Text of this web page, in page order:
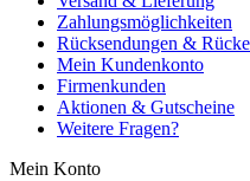
Zahlungsmöglichkeiten
Rücksendungen &
Mein Kundenkonto
Firmenkunden
Aktionen & Gutscheine
Weitere Fragen?
Mein Konto